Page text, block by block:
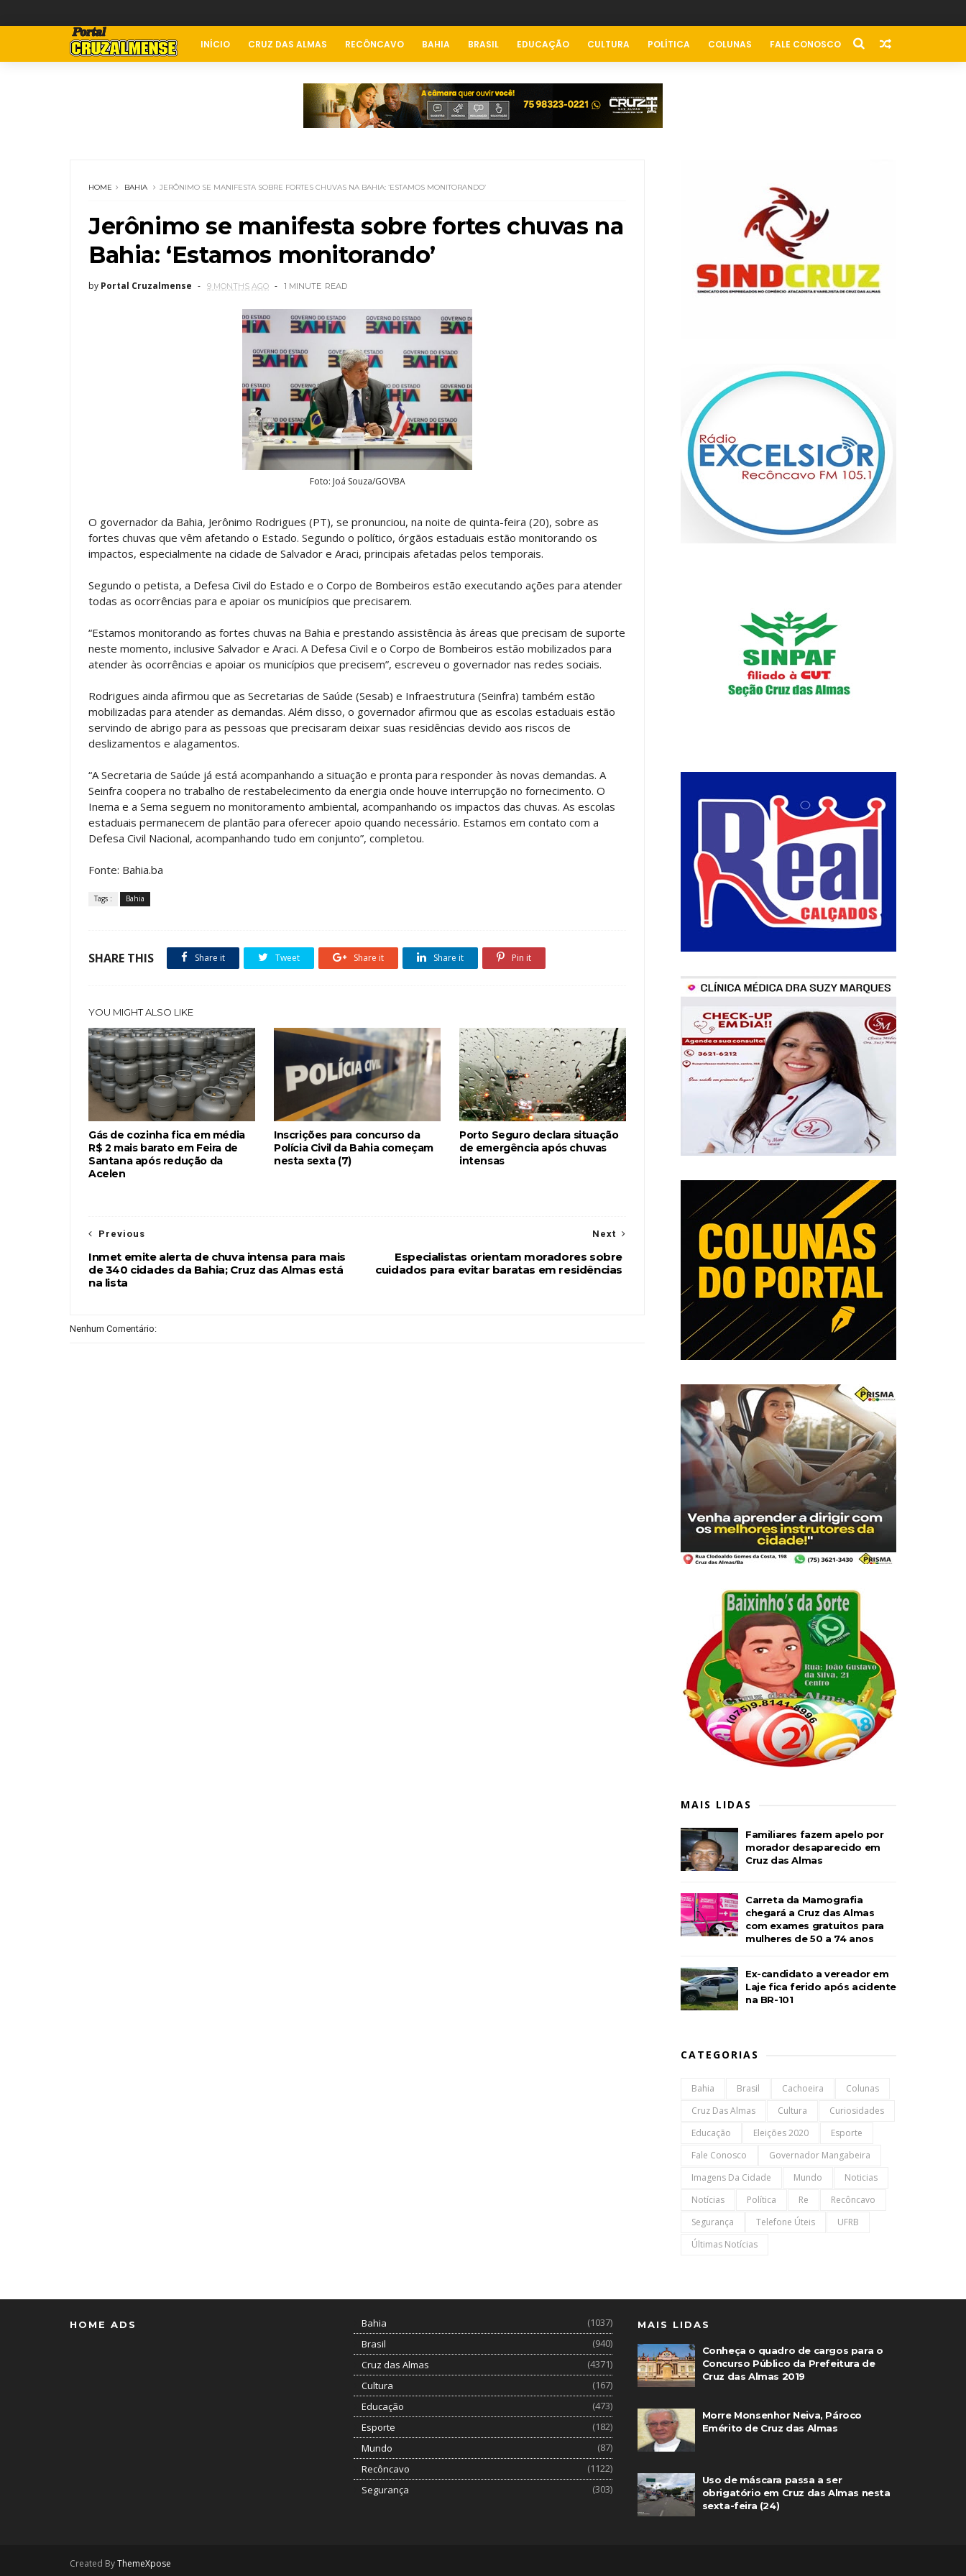
INÍCIO CRUZ DAS ALMAS RECÔNCAVO BAHIA BRASIL EDUCAÇÃO CULTURA POLÍTICA COLUNAS FALE CONOSCO
HOME BAHIA JERÔNIMO SE MANIFESTA SOBRE FORTES CHUVAS NA BAHIA: ‘ESTAMOS MONITORANDO’
Jerônimo se manifesta sobre fortes chuvas na
Bahia: ‘Estamos monitorando’
by Portal Cruzalmense 9 MONTHS AGO 1 MINUTE READ
Foto: Joá Souza/GOVBA
O governador da Bahia, Jerônimo Rodrigues (PT), se pronunciou, na noite de quinta-feira (20), sobre as
fortes chuvas que vêm afetando o Estado. Segundo o político, órgãos estaduais estão monitorando os
impactos, especialmente na cidade de Salvador e Araci, principais afetadas pelos temporais.
Segundo o petista, a Defesa Civil do Estado e o Corpo de Bombeiros estão executando ações para atender
todas as ocorrências para e apoiar os municípios que precisarem.
“Estamos monitorando as fortes chuvas na Bahia e prestando assistência às áreas que precisam de suporte
neste momento, inclusive Salvador e Araci. A Defesa Civil e o Corpo de Bombeiros estão mobilizados para
atender às ocorrências e apoiar os municípios que precisem”, escreveu o governador nas redes sociais.
Rodrigues ainda afirmou que as Secretarias de Saúde (Sesab) e Infraestrutura (Seinfra) também estão
mobilizadas para atender as demandas. Além disso, o governador afirmou que as escolas estaduais estão
servindo de abrigo para as pessoas que precisaram deixar suas residências devido aos riscos de
deslizamentos e alagamentos.
“A Secretaria de Saúde já está acompanhando a situação e pronta para responder às novas demandas. A
Seinfra coopera no trabalho de restabelecimento da energia onde houve interrupção no fornecimento. O
Inema e a Sema seguem no monitoramento ambiental, acompanhando os impactos das chuvas. As escolas
estaduais permanecem de plantão para oferecer apoio quando necessário. Estamos em contato com a
Defesa Civil Nacional, acompanhando tudo em conjunto”, completou.
Fonte: Bahia.ba
Tags : Bahia
SHARE THIS Share it Tweet Share it Share it Pin it
YOU MIGHT ALSO LIKE
Gás de cozinha fica em média
R$ 2 mais barato em Feira de
Santana após redução da
Acelen
Inscrições para concurso da
Polícia Civil da Bahia começam
nesta sexta (7)
Porto Seguro declara situação
de emergência após chuvas
intensas
Next
Especialistas orientam moradores sobre
cuidados para evitar baratas em residências
Previous
Inmet emite alerta de chuva intensa para mais
de 340 cidades da Bahia; Cruz das Almas está
na lista
Nenhum Comentário:
MAIS LIDAS
Familiares fazem apelo por
morador desaparecido em
Cruz das Almas
Carreta da Mamografia
chegará a Cruz das Almas
com exames gratuitos para
mulheres de 50 a 74 anos
Ex-candidato a vereador em
Laje fica ferido após acidente
na BR-101
CATEGORIAS
Bahia Brasil Cachoeira
Colunas
Cruz Das Almas
Cultura
Curiosidades
Educação
Eleições 2020
Esporte
Fale Conosco
Governador Mangabeira
Imagens Da Cidade
Mundo
Noticias
Notícias
Política Re
Recôncavo
Segurança
Telefone Úteis
UFRB
Últimas Notícias
HOME ADS Bahia
(1037)
Brasil
(940)
Cruz das Almas
(4371)
Cultura
(167)
Educação
(473)
Esporte
(182)
Mundo
(87)
Recôncavo
(1122)
Segurança
(303)
MAIS LIDAS
Conheça o quadro de cargos para o
Concurso Público da Prefeitura de
Cruz das Almas 2019
Morre Monsenhor Neiva, Pároco
Emérito de Cruz das Almas
Uso de máscara passa a ser
obrigatório em Cruz das Almas nesta
sexta-feira (24)
Created ByThemeXpose